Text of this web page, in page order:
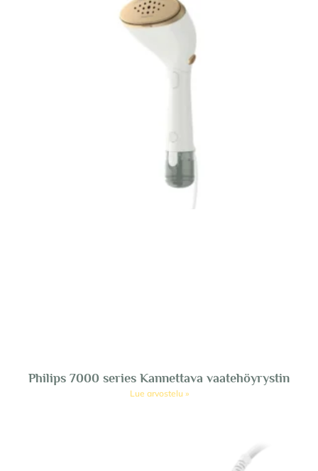
Philips 7000 series Kannettava vaatehöyrystin
Lue arvostelu »